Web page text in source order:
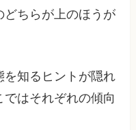
どちらが上のほうが
を知るヒントが隠れ
はそれぞれの傾向